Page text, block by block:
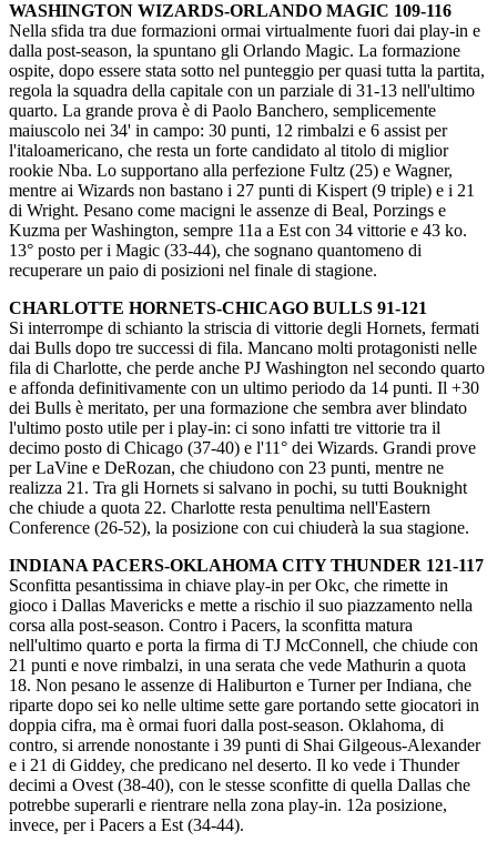
WASHINGTON WIZARDS-ORLANDO MAGIC 109-116
Nella sfida tra due formazioni ormai virtualmente fuori dai play-in e
dalla post-season, la spuntano gli Orlando Magic. La formazione
ospite, dopo essere stata sotto nel punteggio per quasi tutta la partita,
regola la squadra della capitale con un parziale di 31-13 nell'ultimo
quarto. La grande prova è di Paolo Banchero, semplicemente
maiuscolo nei 34' in campo: 30 punti, 12 rimbalzi e 6 assist per
l'italoamericano, che resta un forte candidato al titolo di miglior
rookie Nba. Lo supportano alla perfezione Fultz (25) e Wagner,
mentre ai Wizards non bastano i 27 punti di Kispert (9 triple) e i 21
di Wright. Pesano come macigni le assenze di Beal, Porzings e
Kuzma per Washington, sempre 11a a Est con 34 vittorie e 43 ko.
13° posto per i Magic (33-44), che sognano quantomeno di
recuperare un paio di posizioni nel finale di stagione.
CHARLOTTE HORNETS-CHICAGO BULLS 91-121
Si interrompe di schianto la striscia di vittorie degli Hornets, fermati
dai Bulls dopo tre successi di fila. Mancano molti protagonisti nelle
fila di Charlotte, che perde anche PJ Washington nel secondo quarto
e affonda definitivamente con un ultimo periodo da 14 punti. Il +30
dei Bulls è meritato, per una formazione che sembra aver blindato
l'ultimo posto utile per i play-in: ci sono infatti tre vittorie tra il
decimo posto di Chicago (37-40) e l'11° dei Wizards. Grandi prove
per LaVine e DeRozan, che chiudono con 23 punti, mentre ne
realizza 21. Tra gli Hornets si salvano in pochi, su tutti Bouknight
che chiude a quota 22. Charlotte resta penultima nell'Eastern
Conference (26-52), la posizione con cui chiuderà la sua stagione.
INDIANA PACERS-OKLAHOMA CITY THUNDER 121-117
Sconfitta pesantissima in chiave play-in per Okc, che rimette in
gioco i Dallas Mavericks e mette a rischio il suo piazzamento nella
corsa alla post-season. Contro i Pacers, la sconfitta matura
nell'ultimo quarto e porta la firma di TJ McConnell, che chiude con
21 punti e nove rimbalzi, in una serata che vede Mathurin a quota
18. Non pesano le assenze di Haliburton e Turner per Indiana, che
riparte dopo sei ko nelle ultime sette gare portando sette giocatori in
doppia cifra, ma è ormai fuori dalla post-season. Oklahoma, di
contro, si arrende nonostante i 39 punti di Shai Gilgeous-Alexander
e i 21 di Giddey, che predicano nel deserto. Il ko vede i Thunder
decimi a Ovest (38-40), con le stesse sconfitte di quella Dallas che
potrebbe superarli e rientrare nella zona play-in. 12a posizione,
invece, per i Pacers a Est (34-44).